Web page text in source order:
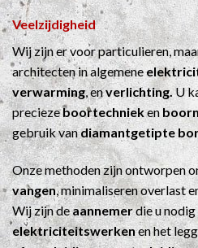
Veelzijdigheid
Wij zijn er voor particulieren,
architecten in algemene
verwarming, enverlichting.U
preciezeboortechnieken
gebruik vandiamantgetipte
Onze methoden zijn ontworpen
vangen, minimaliseren overlast
Wij zijn deaannemerdie u
elektriciteitswerkenen het